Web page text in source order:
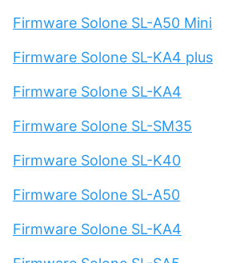
Firmware Solone SL-A50 Mini
Firmware Solone SL-KA4 plus
Firmware Solone SL-KA4
Firmware Solone SL-SM35
Firmware Solone SL-K40
Firmware Solone SL-A50
Firmware Solone SL-KA4